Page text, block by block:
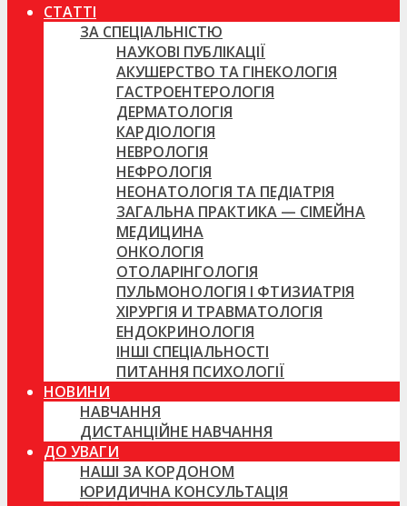
СТАТТІ
ЗА СПЕЦІАЛЬНІСТЮ
НАУКОВІ ПУБЛІКАЦІЇ
АКУШЕРСТВО ТА ГІНЕКОЛОГІЯ
ГАСТРОЕНТЕРОЛОГІЯ
ДЕРМАТОЛОГІЯ
КАРДІОЛОГІЯ
НЕВРОЛОГІЯ
НЕФРОЛОГІЯ
НЕОНАТОЛОГІЯ ТА ПЕДІАТРІЯ
ЗАГАЛЬНА ПРАКТИКА — СІМЕЙНА
МЕДИЦИНА
ОНКОЛОГІЯ
ОТОЛАРІНГОЛОГІЯ
ПУЛЬМОНОЛОГІЯ І ФТИЗИАТРІЯ
ХІРУРГІЯ И ТРАВМАТОЛОГІЯ
ЕНДОКРИНОЛОГІЯ
ІНШІ СПЕЦІАЛЬНОСТІ
ПИТАННЯ ПСИХОЛОГІЇ
НОВИНИ
НАВЧАННЯ
ДИСТАНЦІЙНЕ НАВЧАННЯ
ДО УВАГИ
НАШІ ЗА КОРДОНОМ
ЮРИДИЧНА КОНСУЛЬТАЦІЯ